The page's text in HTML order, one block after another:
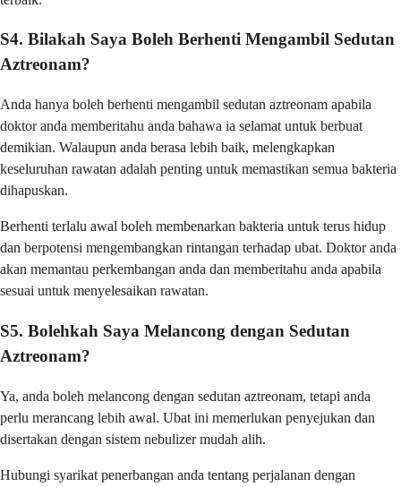
S4. Bilakah Saya Boleh Berhenti Mengambil Sedutan
Aztreonam?
Anda hanya boleh berhenti mengambil sedutan aztreonam apabila
doktor anda memberitahu anda bahawa ia selamat untuk berbuat
demikian. Walaupun anda berasa lebih baik, melengkapkan
keseluruhan rawatan adalah penting untuk memastikan semua bakteria
dihapuskan.
Berhenti terlalu awal boleh membenarkan bakteria untuk terus hidup
dan berpotensi mengembangkan rintangan terhadap ubat. Doktor anda
akan memantau perkembangan anda dan memberitahu anda apabila
sesuai untuk menyelesaikan rawatan.
S5. Bolehkah Saya Melancong dengan Sedutan
Aztreonam?
Ya, anda boleh melancong dengan sedutan aztreonam, tetapi anda
perlu merancang lebih awal. Ubat ini memerlukan penyejukan dan
disertakan dengan sistem nebulizer mudah alih.
Hubungi syarikat penerbangan anda tentang perjalanan dengan